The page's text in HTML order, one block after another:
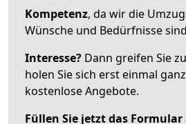
Kompetenz, da wir die
Wünsche und Bedürfnisse
Interesse? Dann greifen Sie
holen Sie sich erst einmal
kostenlose Angebote.
Füllen Sie jetzt das Formular